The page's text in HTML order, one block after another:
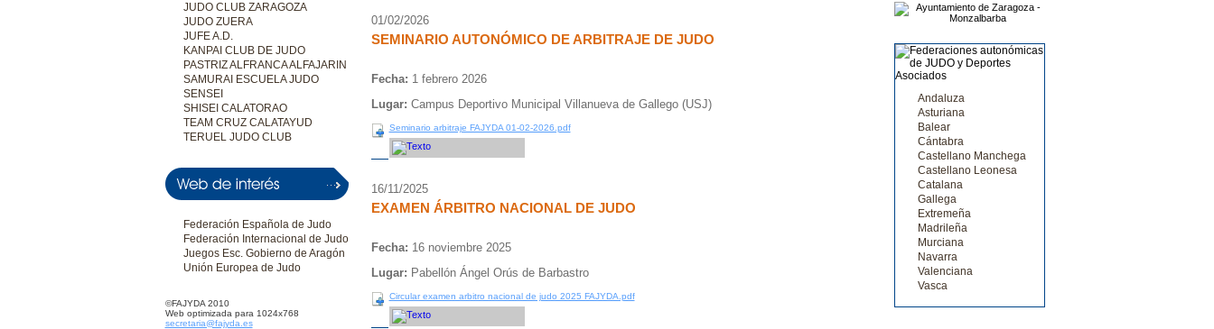
JUDO CLUB ZARAGOZA
JUDO ZUERA
JUFE A.D.
KANPAI CLUB DE JUDO
PASTRIZ ALFRANCA ALFAJARIN
SAMURAI ESCUELA JUDO
SENSEI
SHISEI CALATORAO
TEAM CRUZ CALATAYUD
TERUEL JUDO CLUB
Federación Española de Judo
Federación Internacional de Judo
Juegos Esc. Gobierno de Aragón
Unión Europea de Judo
©FAJYDA 2010
Web optimizada para 1024x768
secretaria@fajyda.es
01/02/2026
SEMINARIO AUTONÓMICO DE ARBITRAJE DE JUDO
Fecha: 1 febrero 2026
Lugar: Campus Deportivo Municipal Villanueva de Gallego (USJ)
Seminario arbitraje FAJYDA 01-02-2026.pdf
16/11/2025
EXAMEN ÁRBITRO NACIONAL DE JUDO
Fecha: 16 noviembre 2025
Lugar: Pabellón Ángel Orús de Barbastro
Circular examen arbitro nacional de judo 2025 FAJYDA.pdf
Andaluza
Asturiana
Balear
Cántabra
Castellano Manchega
Castellano Leonesa
Catalana
Gallega
Extremeña
Madrileña
Murciana
Navarra
Valenciana
Vasca